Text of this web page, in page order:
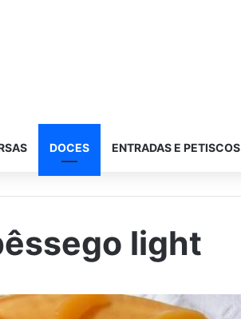
DOCES ENTRADAS E PETISCOS
light